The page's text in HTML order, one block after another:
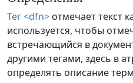
Тег <dfn> отмечает текст
используется, чтобы
встречающийся в
другими тегами, здесь в
определять описание